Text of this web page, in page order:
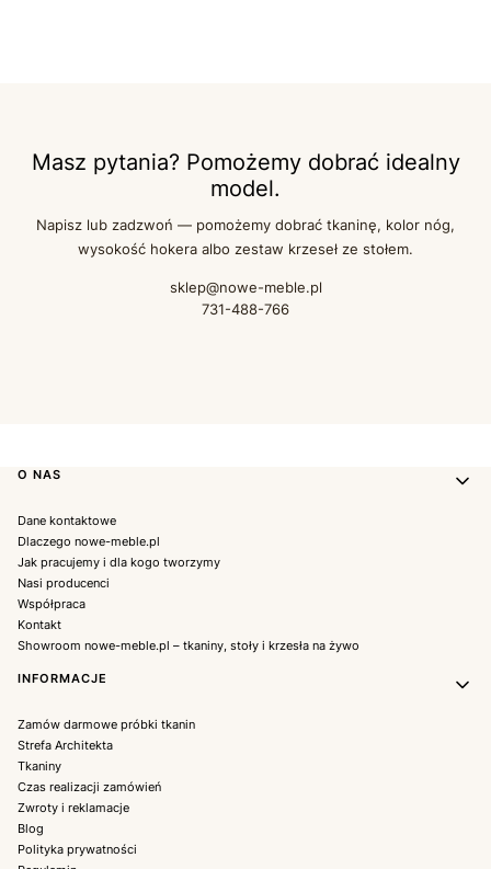
Masz pytania? Pomożemy dobrać idealny
model.
Napisz lub zadzwoń — pomożemy dobrać tkaninę, kolor nóg,
wysokość hokera albo zestaw krzeseł ze stołem.
sklep@nowe-meble.pl
731-488-766
Linki w stopce
O NAS
Dane kontaktowe
Dlaczego nowe-meble.pl
Jak pracujemy i dla kogo tworzymy
Nasi producenci
Współpraca
Kontakt
Showroom nowe-meble.pl – tkaniny, stoły i krzesła na żywo
INFORMACJE
Zamów darmowe próbki tkanin
Strefa Architekta
Tkaniny
Czas realizacji zamówień
Zwroty i reklamacje
Blog
Polityka prywatności